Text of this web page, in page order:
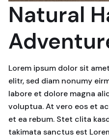
Natural
Lorem ipsum dolor sit
elitr, sed diam nonumy
labore et dolore magna
voluptua. At vero eos et
et ea rebum. Stet clita
takimata sanctus est